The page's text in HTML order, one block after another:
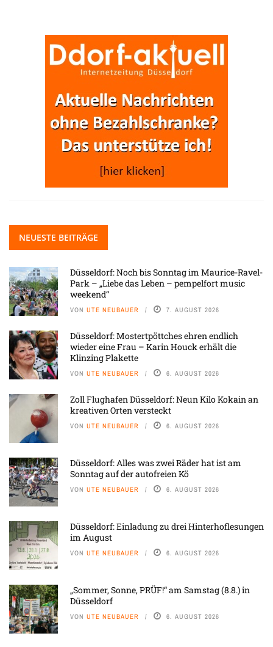
NEUESTE BEITRÄGE
Düsseldorf: Noch bis Sonntag im Maurice-Ravel-
Park – „Liebe das Leben – pempelfort music
weekend“
VON UTE NEUBAUER 7. AUGUST 2026
Düsseldorf: Mostertpöttches ehren endlich
wieder eine Frau – Karin Houck erhält die
Klinzing Plakette
VON UTE NEUBAUER 6. AUGUST 2026
Zoll Flughafen Düsseldorf: Neun Kilo Kokain an
kreativen Orten versteckt
VON UTE NEUBAUER 6. AUGUST 2026
Düsseldorf: Alles was zwei Räder hat ist am
Sonntag auf der autofreien Kö
VON UTE NEUBAUER 6. AUGUST 2026
Düsseldorf: Einladung zu drei Hinterhoflesungen
im August
VON UTE NEUBAUER 6. AUGUST 2026
„Sommer, Sonne, PRÜF!“ am Samstag (8.8.) in
Düsseldorf
VON UTE NEUBAUER 6. AUGUST 2026